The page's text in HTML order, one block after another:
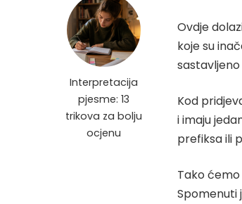
Interpretacija
pjesme: 13
trikova za bolju
ocjenu
Ovdje
koje su
Kod
i imaju
prefiksa ili
Tako
Spomenuti